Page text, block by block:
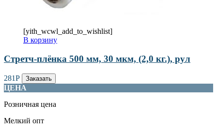
[yith_wcwl_add_to_wishlist]
В корзину
Стретч-плёнка 500 мм, 30 мкм, (2,0 кг.), рул
281Р Заказать
ЦЕНА
Розничная цена
Мелкий опт